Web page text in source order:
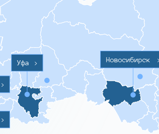
>
>
Уфа > Новосибирск